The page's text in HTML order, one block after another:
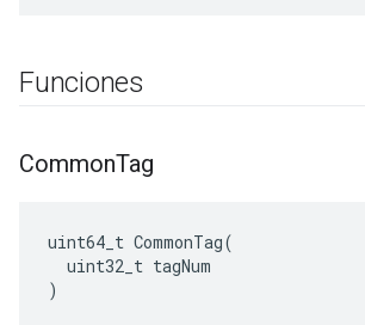
Funciones
CommonTag
uint64_t CommonTag(
  uint32_t tagNum
)